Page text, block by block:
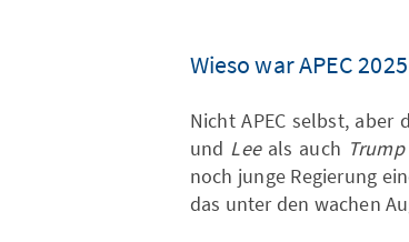
Wieso war APEC
Nicht APEC selbst, aber
und Leeals auch Trump
noch junge Regierung
das unter den wachen